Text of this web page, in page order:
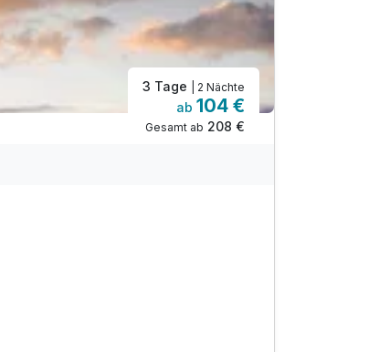
3 Tage | 2 Nächte
ab 104 €
Gesamt ab 208 €